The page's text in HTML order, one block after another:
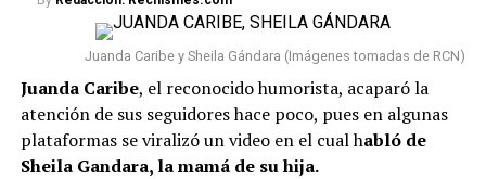
Lee también: “¿Qué le pasó en la cara?”:
Seguidores ante una nueva foto que se conoció de
Epa Colombia desde prisión
Conviene señalar queEpa Colombia no ha sido la
única que se vio involucrada en esta situación.Según
Juanda Caribe y Sheila Gándara (Imágenes tomadas de RCN)
Juanda Caribe, el reconocido humorista, acaparó la
atención de sus seguidores hace poco, pues en algunas
plataformas se viralizó un video en el cual habló de
Sheila Gandara, la mamá de su hija.